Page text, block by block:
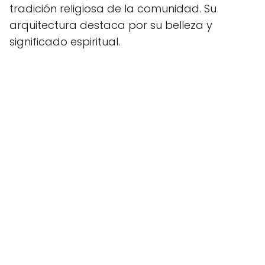
tradición religiosa de la comunidad. Su
arquitectura destaca por su belleza y
significado espiritual.